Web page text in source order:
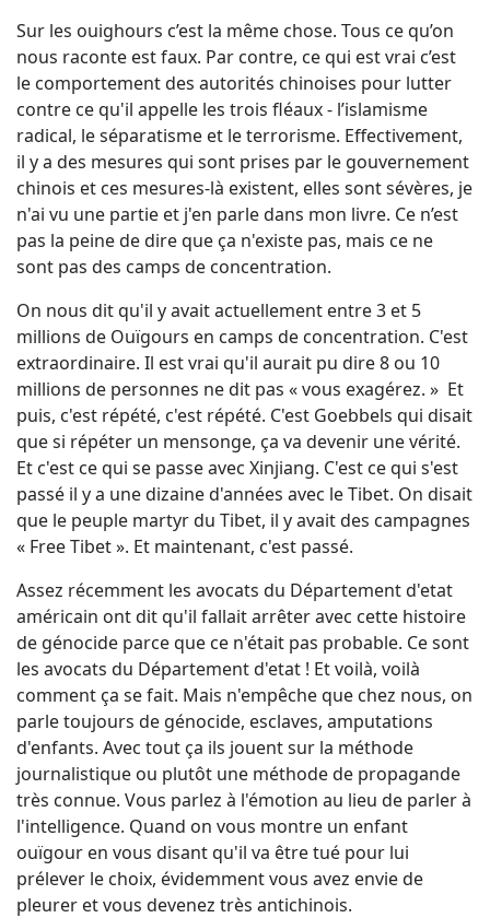
Sur les ouighours c’est la même chose. Tous ce qu’on
nous raconte est faux. Par contre, ce qui est vrai c’est
le comportement des autorités chinoises pour lutter
contre ce qu'il appelle les trois fléaux - l’islamisme
radical, le séparatisme et le terrorisme. Effectivement,
il y a des mesures qui sont prises par le gouvernement
chinois et ces mesures-là existent, elles sont sévères, je
n'ai vu une partie et j'en parle dans mon livre. Ce n’est
pas la peine de dire que ça n'existe pas, mais ce ne
sont pas des camps de concentration.
On nous dit qu'il y avait actuellement entre 3 et 5
millions de Ouïgours en camps de concentration. C'est
extraordinaire. Il est vrai qu'il aurait pu dire 8 ou 10
millions de personnes ne dit pas « vous exagérez. » Et
puis, c'est répété, c'est répété. C'est Goebbels qui disait
que si répéter un mensonge, ça va devenir une vérité.
Et c'est ce qui se passe avec Xinjiang. C'est ce qui s'est
passé il y a une dizaine d'années avec le Tibet. On disait
que le peuple martyr du Tibet, il y avait des campagnes
« Free Tibet ». Et maintenant, c'est passé.
Assez récemment les avocats du Département d'etat
américain ont dit qu'il fallait arrêter avec cette histoire
de génocide parce que ce n'était pas probable. Ce sont
les avocats du Département d'etat ! Et voilà, voilà
comment ça se fait. Mais n'empêche que chez nous, on
parle toujours de génocide, esclaves, amputations
d'enfants. Avec tout ça ils jouent sur la méthode
journalistique ou plutôt une méthode de propagande
très connue. Vous parlez à l'émotion au lieu de parler à
l'intelligence. Quand on vous montre un enfant
ouïgour en vous disant qu'il va être tué pour lui
prélever le choix, évidemment vous avez envie de
pleurer et vous devenez très antichinois.